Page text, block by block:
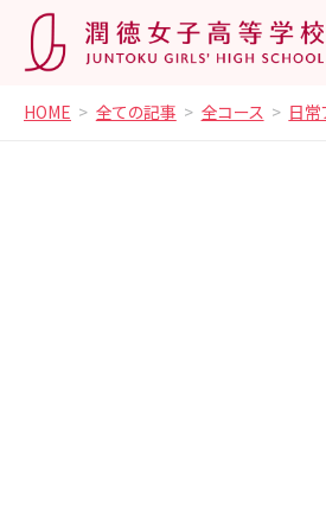
HOME 全ての記事 全コース 日常